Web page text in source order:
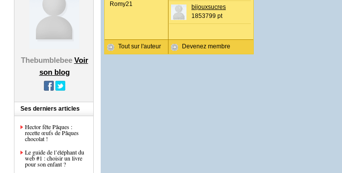
Thebumblebee Voir
son blog
Ses derniers articles
Hector fête Pâques :
recette œufs de Pâques
chocolat !
Le guide de l’éléphant du
web #1 : choisir un livre
pour son enfant ?
Romy21
Tout sur l'auteur
bijouxsucres
1853799 pt
Devenez membre